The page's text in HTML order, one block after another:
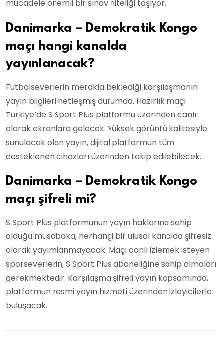
mücadele önemli bir sınav niteliği taşıyor.
Danimarka – Demokratik Kongo
maçı hangi kanalda
yayınlanacak?
Futbolseverlerin merakla beklediği karşılaşmanın
yayın bilgileri netleşmiş durumda. Hazırlık maçı
Türkiye’de S Sport Plus platformu üzerinden canlı
olarak ekranlara gelecek. Yüksek görüntü kalitesiyle
sunulacak olan yayın, dijital platformun tüm
desteklenen cihazları üzerinden takip edilebilecek.
Danimarka – Demokratik Kongo
maçı şifreli mi?
S Sport Plus platformunun yayın haklarına sahip
olduğu müsabaka, herhangi bir ulusal kanalda şifresiz
olarak yayımlanmayacak. Maçı canlı izlemek isteyen
sporseverlerin, S Sport Plus aboneliğine sahip olmaları
gerekmektedir. Karşılaşma şifreli yayın kapsamında,
platformun resmi yayın hizmeti üzerinden izleyicilerle
buluşacak.